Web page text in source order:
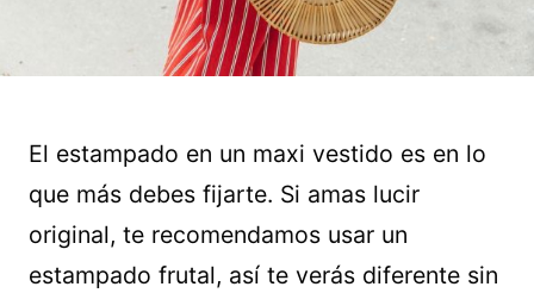
El estampado en un maxi vestido es en lo
que más debes fijarte. Si amas lucir
original, te recomendamos usar un
estampado frutal, así te verás diferente sin